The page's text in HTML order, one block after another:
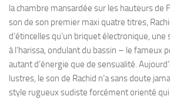
la chambre mansardée sur les hauteurs de
son de son premier maxi quatre titres,
d’étincelles qu’un briquet électronique,
à l’harissa, ondulant du bassin – le fameux
autant d’énergie que de sensualité.
lustres, le son de Rachid n’a sans doute
style rugueux sudiste forcément orienté